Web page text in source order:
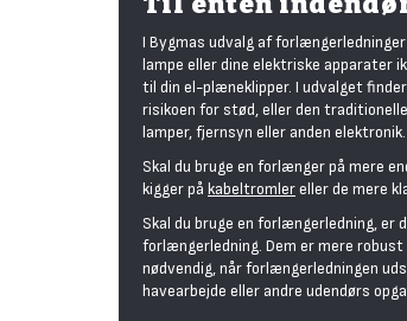
I Bygmas udvalg af
lampe eller dine elektriske apparater
til din el-plæneklipper. I udvalget
risikoen for stød, eller den
lamper, fjernsyn eller anden elektronik.
Skal du bruge en forlænger på mere
kigger på kabeltromlereller de mere
Skal du bruge en forlængerledning,
forlængerledning. Dem er mere
nødvendig, når forlængerledningen
havearbejde eller andre udendørs